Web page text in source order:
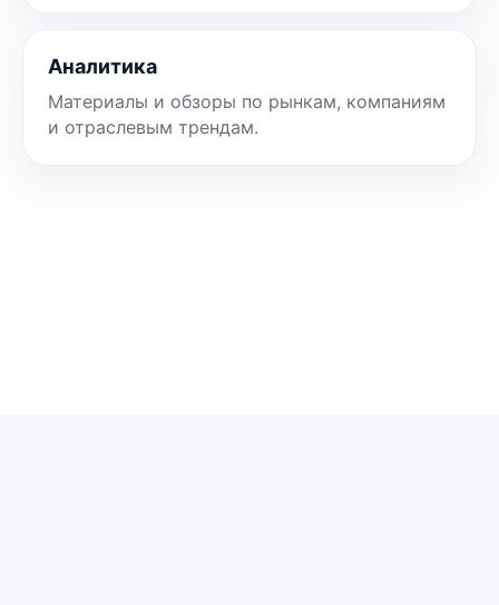
Аналитика
Материалы и обзоры по рынкам, компаниям
и отраслевым трендам.